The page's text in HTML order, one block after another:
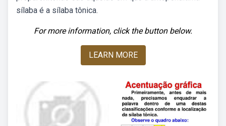
sílaba é a sílaba tônica.
For more information, click the button below.
LEARN MORE